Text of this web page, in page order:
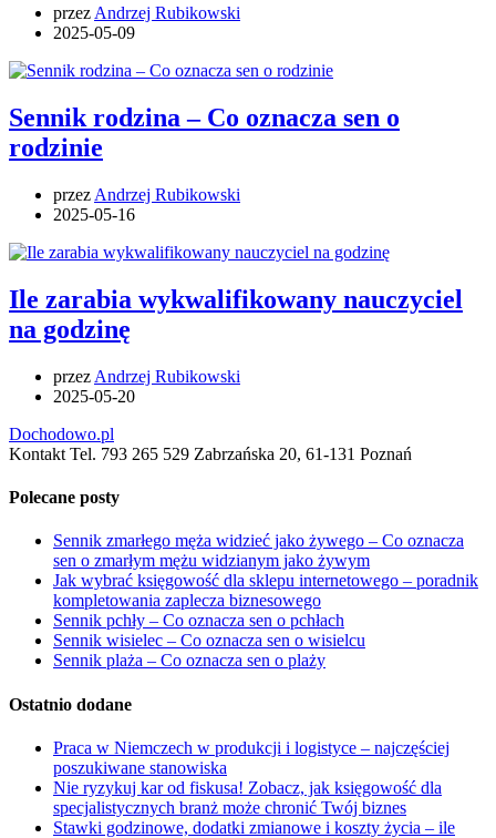
przez Andrzej Rubikowski
2025-05-09
Sennik rodzina – Co oznacza sen o
rodzinie
przez Andrzej Rubikowski
2025-05-16
Ile zarabia wykwalifikowany nauczyciel
na godzinę
przez Andrzej Rubikowski
2025-05-20
Dochodowo.pl
Kontakt Tel. 793 265 529 Zabrzańska 20, 61-131 Poznań
Polecane posty
Sennik zmarłego męża widzieć jako żywego – Co oznacza
sen o zmarłym mężu widzianym jako żywym
Jak wybrać księgowość dla sklepu internetowego – poradnik
kompletowania zaplecza biznesowego
Sennik pchły – Co oznacza sen o pchłach
Sennik wisielec – Co oznacza sen o wisielcu
Sennik plaża – Co oznacza sen o plaży
Ostatnio dodane
Praca w Niemczech w produkcji i logistyce – najczęściej
poszukiwane stanowiska
Nie ryzykuj kar od fiskusa! Zobacz, jak księgowość dla
specjalistycznych branż może chronić Twój biznes
Stawki godzinowe, dodatki zmianowe i koszty życia – ile